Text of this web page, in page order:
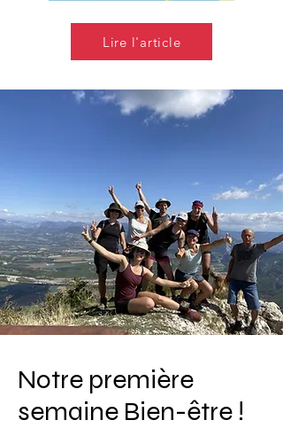
Lire l'article
Notre première
semaine Bien-être !